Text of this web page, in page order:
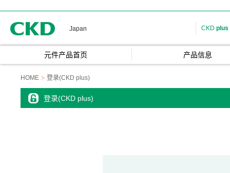
Japan CKD plus
元件产品首页 产品信息
HOME 登录(CKD plus)
登录(CKD plus)